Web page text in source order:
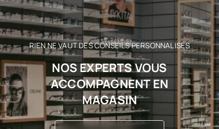
RIEN NE VAUT DES CONSEILS PERSONNALISÉS
NOS EXPERTS VOUS
ACCOMPAGNENT EN
MAGASIN